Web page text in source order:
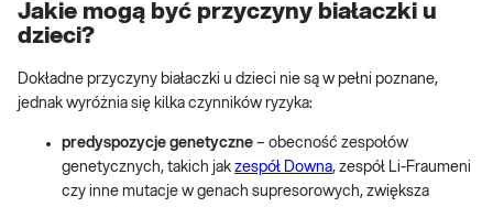
Jakie mogą być przyczyny białaczki u
dzieci?
Dokładne przyczyny białaczki u dzieci nie są w pełni poznane,
jednak wyróżnia się kilka czynników ryzyka:
predyspozycje genetyczne – obecność zespołów
genetycznych, takich jak zespół Downa, zespół Li-Fraumeni
czy inne mutacje w genach supresorowych, zwiększa